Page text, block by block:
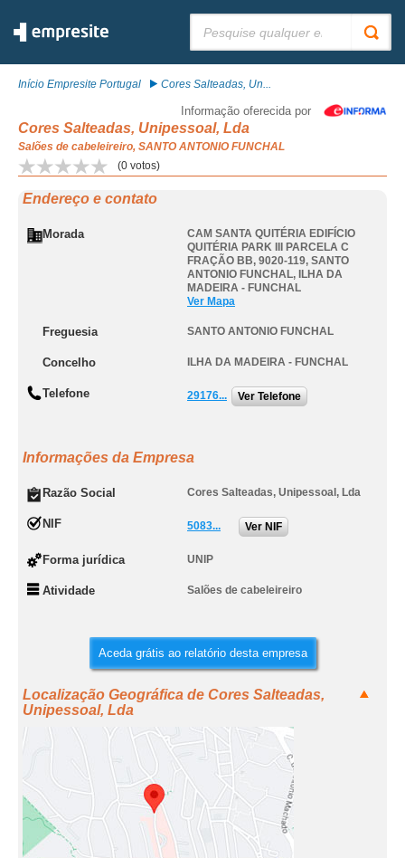
Início Empresite Portugal Cores Salteadas, Un...
Informação oferecida por
Cores Salteadas, Unipessoal, Lda
Salões de cabeleireiro, SANTO ANTONIO FUNCHAL
(0 votos)
Endereço e contato
Morada
CAM SANTA QUITÉRIA EDIFÍCIO
QUITÉRIA PARK III PARCELA C
FRAÇÃO BB, 9020-119, SANTO
ANTONIO FUNCHAL, ILHA DA
MADEIRA - FUNCHAL
Ver Mapa
Freguesia SANTO ANTONIO FUNCHAL
Concelho ILHA DA MADEIRA - FUNCHAL
Telefone 29176... Ver Telefone
Informações da Empresa
Razão Social Cores Salteadas, Unipessoal, Lda
NIF 5083... Ver NIF
Forma jurídica UNIP
Atividade Salões de cabeleireiro
Aceda grátis ao relatório desta empresa
Localização Geográfica de Cores Salteadas,
Unipessoal, Lda